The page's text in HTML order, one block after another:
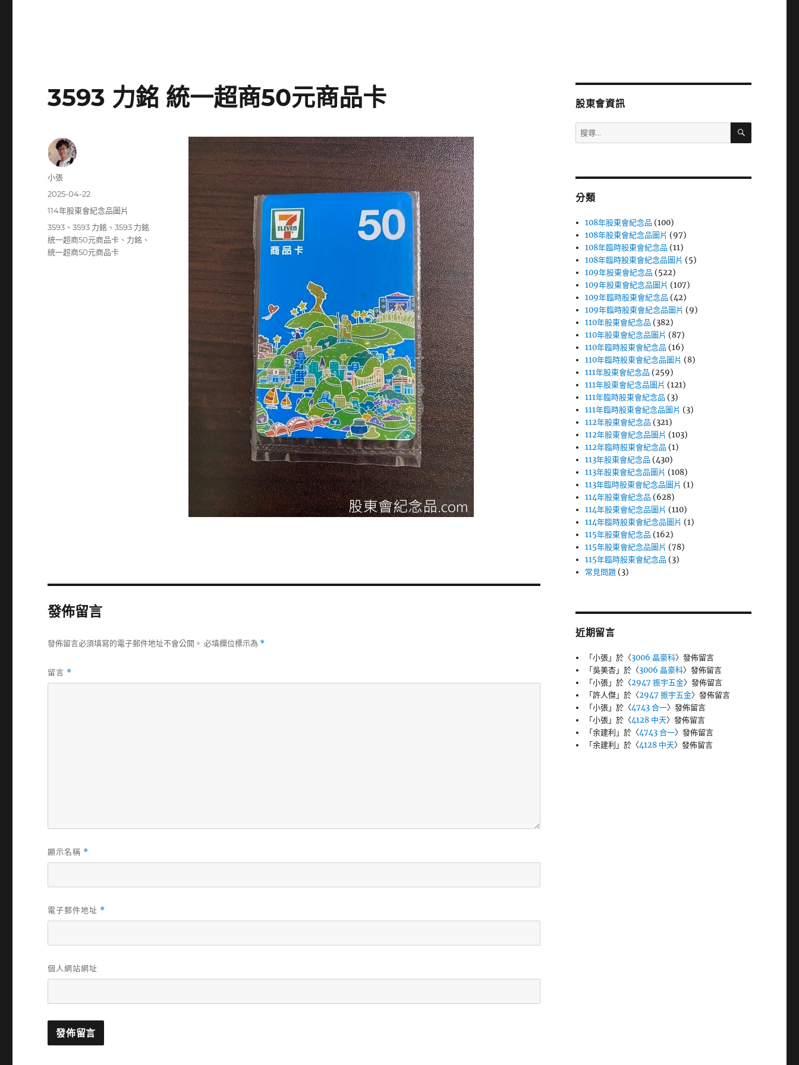
3593 力銘 統一超商50元商品卡
作
小張
發
期:
2025-04-22
分
114年股東會紀念品圖片
標
籤
3593 、3593 力銘 、3593 力銘
統一超商50元商品卡 、 力銘 、
統一超商50元商品卡
發佈留言
發佈留言必須填寫的電子郵件地址不會公開。 必填欄位標示為 *
留言 *
顯示名稱 *
電子郵件地址 *
個人網站網址
股東會資訊
搜
尋
字:
搜
分類
108年股東會紀念品 (100)
108年股東會紀念品圖片 (97)
108年臨時股東會紀念品 (11)
108年臨時股東會紀念品圖片 (5)
109年股東會紀念品 (522)
109年股東會紀念品圖片 (107)
109年臨時股東會紀念品 (42)
109年臨時股東會紀念品圖片 (9)
110年股東會紀念品 (382)
110年股東會紀念品圖片 (87)
110年臨時股東會紀念品 (16)
110年臨時股東會紀念品圖片 (8)
111年股東會紀念品 (259)
111年股東會紀念品圖片 (121)
111年臨時股東會紀念品 (3)
111年臨時股東會紀念品圖片 (3)
112年股東會紀念品 (321)
112年股東會紀念品圖片 (103)
112年臨時股東會紀念品 (1)
113年股東會紀念品 (430)
113年股東會紀念品圖片 (108)
113年臨時股東會紀念品圖片 (1)
114年股東會紀念品 (628)
114年股東會紀念品圖片 (110)
114年臨時股東會紀念品圖片 (1)
115年股東會紀念品 (162)
115年股東會紀念品圖片 (78)
115年臨時股東會紀念品 (3)
常見問題 (3)
近期留言
「小張」於〈3006 晶豪科〉發佈留言
「吳美杏」於〈3006 晶豪科〉發佈留言
「小張」於〈2947 振宇五金〉發佈留言
「許人傑」於〈2947 振宇五金〉發佈留言
「小張」於〈4743 合一〉發佈留言
「小張」於〈4128 中天〉發佈留言
「余建利 」於〈4743 合一〉發佈留言
「余建利 」於〈4128 中天〉發佈留言